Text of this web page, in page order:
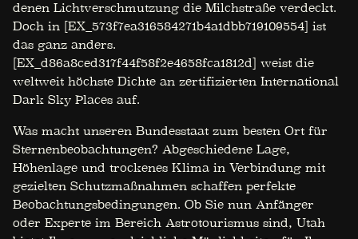
denen Lichtverschmutzung die Milchstraße verdeckt.
Doch in [EX_573f7ea316584271b4a1dbb719109554] ist
das ganz anders.
[EX_d86a8ced317f44f58f2e4658fca1812d] weist die
weltweit höchste Dichte an zertifizierten International
Dark Sky Places auf.
Was macht unseren Bundesstaat zum besten Ort für
Sternenbeobachtungen? Abgeschiedene Lage,
Höhenlage und trockenes Klima in Verbindung mit
gezielten Schutzmaßnahmen schaffen perfekte
Beobachtungsbedingungen. Ob Sie nun Anfänger
oder Experte im Bereich Astrotourismus sind, Utah